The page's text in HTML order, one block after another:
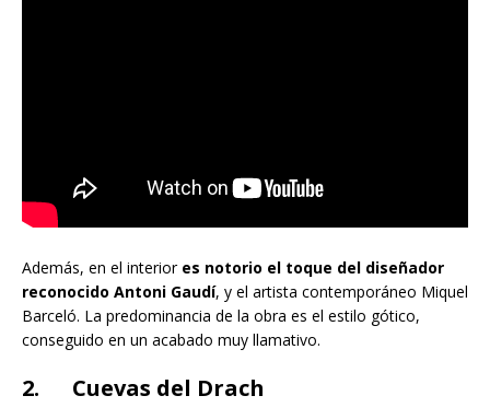
Además, en el interior es notorio el toque del diseñador
reconocido Antoni Gaudí, y el artista contemporáneo Miquel
Barceló. La predominancia de la obra es el estilo gótico,
conseguido en un acabado muy llamativo.
2. Cuevas del Drach